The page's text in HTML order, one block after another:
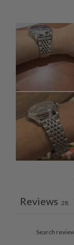
Reviews 28